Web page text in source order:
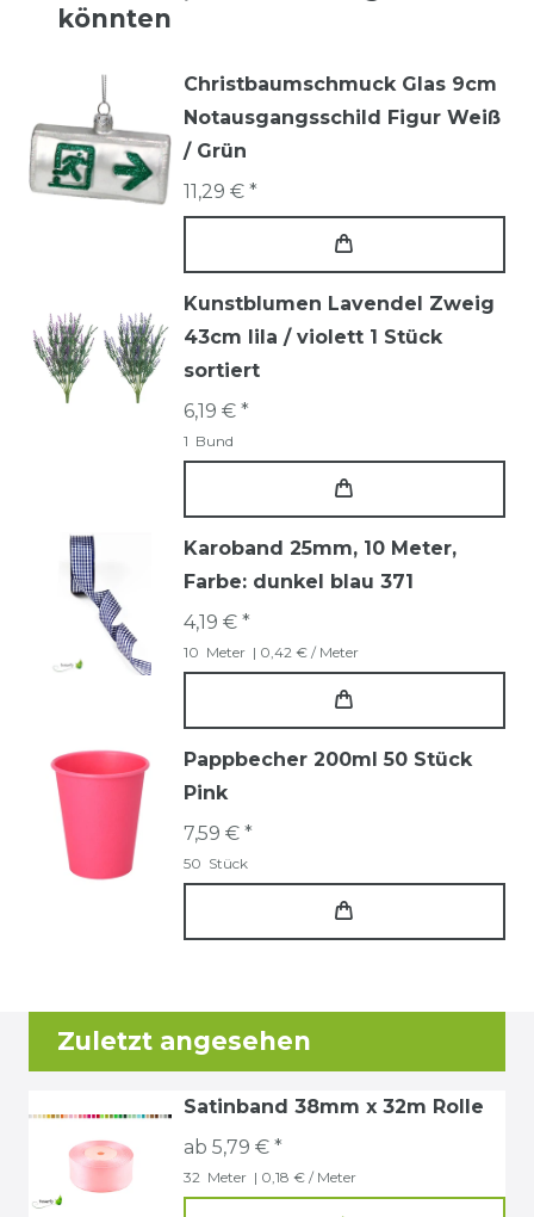
könnten
Christbaumschmuck Glas 9cm
Notausgangsschild Figur Weiß
/ Grün
11,29 € *
Kunstblumen Lavendel Zweig
43cm lila / violett 1 Stück
sortiert
6,19 € *
1 Bund
Karoband 25mm, 10 Meter,
Farbe: dunkel blau 371
4,19 € *
10 Meter | 0,42 € / Meter
Pappbecher 200ml 50 Stück
Pink
7,59 € *
50 Stück
Zuletzt angesehen
Satinband 38mm x 32m Rolle
ab 5,79 € *
32 Meter | 0,18 € / Meter